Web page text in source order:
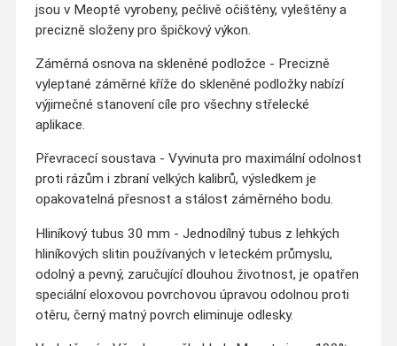
jsou v Meoptě vyrobeny, pečlivě očištěny, vyleštěny a
precizně složeny pro špičkový výkon.
Záměrná osnova na skleněné podložce - Precizně
vyleptané záměrné kříže do skleněné podložky nabízí
výjimečné stanovení cíle pro všechny střelecké
aplikace.
Převracecí soustava - Vyvinuta pro maximální odolnost
proti rázům i zbraní velkých kalibrů, výsledkem je
opakovatelná přesnost a stálost záměrného bodu.
Hliníkový tubus 30 mm - Jednodílný tubus z lehkých
hliníkových slitin používaných v leteckém průmyslu,
odolný a pevný, zaručující dlouhou životnost, je opatřen
speciální eloxovou povrchovou úpravou odolnou proti
otěru, černý matný povrch eliminuje odlesky.